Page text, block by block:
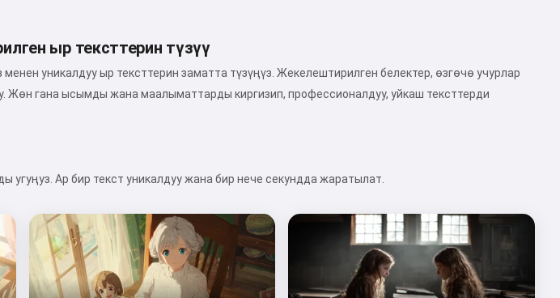
ыр тексттерин түзүү
уникалдуу ыр тексттерин заматта түзүңүз. Жекелештирилген белектер, өзгөчө учурлар
Жөн гана ысымды жана маалыматтарды киргизип, профессионалдуу, уйкаш тексттерди
угуңуз. Ар бир текст уникалдуу жана бир нече секундда жаратылат.